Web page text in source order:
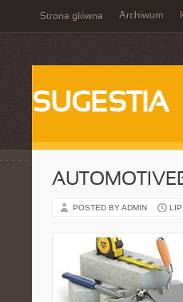
Strona główna Archiwum
SUGESTIA
POSTED BY ADMIN